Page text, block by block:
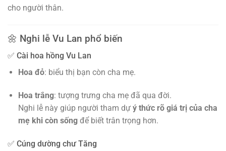
cho người thân.
🌼 Nghi lễ Vu Lan phổ biến
✅ Cài hoa hồng Vu Lan
Hoa đỏ: biểu thị bạn còn cha mẹ.
Hoa trắng: tượng trưng cha mẹ đã qua đời.
Nghi lễ này giúp người tham dự ý thức rõ giá trị của cha
mẹ khi còn sốngđể biết trân trọng hơn.
✅ Cúng dường chư Tăng